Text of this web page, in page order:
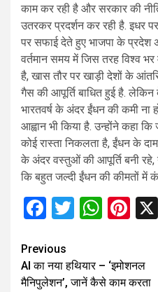
काम कर रही है और सरकार की
उतरकर प्रदर्शन कर रही है. इधर
पर सफाई देते हुए भाजपा के प्रदेश
वर्तमान समय में जिस तरह विश्व
है, खास तौर पर खाड़ी देशों के
गैस की आपूर्ति बाधित हुई है. लेकिन
भारतवर्ष के अंदर ईंधन की कमी
आह्वान भी किया है. उन्होंने कहा
कोई रास्ता निकलता है, ईंधन के
के अंदर वस्तुओं की आपूर्ति बनी
कि बहुत जल्दी ईंधन की कीमतों में
Facebook
Twitter
Continue
Reading
Previous
AI का नया हथियार – ‘इमोशनल
मैनिपुलेशन’, जानें कैसे काम करता